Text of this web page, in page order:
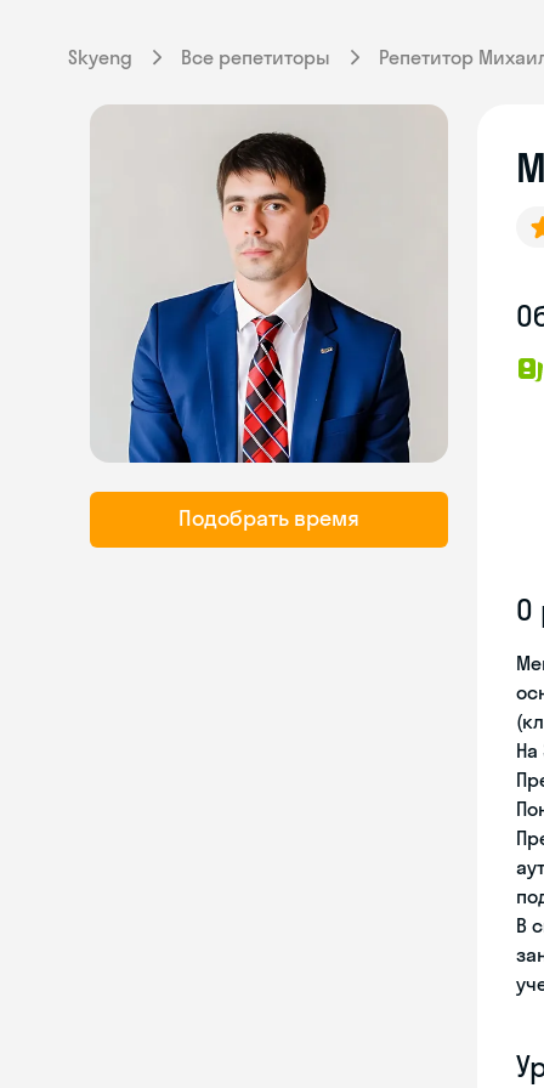
Skyeng Все репетиторы Репетитор
Подобрать время
О
На
В